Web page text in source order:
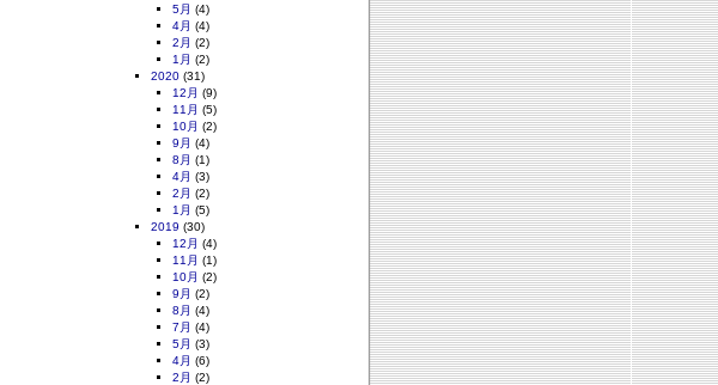
5月 (4)
4月 (4)
2月 (2)
1月 (2)
2020 (31)
12月 (9)
11月 (5)
10月 (2)
9月 (4)
8月 (1)
4月 (3)
2月 (2)
1月 (5)
2019 (30)
12月 (4)
11月 (1)
10月 (2)
9月 (2)
8月 (4)
7月 (4)
5月 (3)
4月 (6)
2月 (2)